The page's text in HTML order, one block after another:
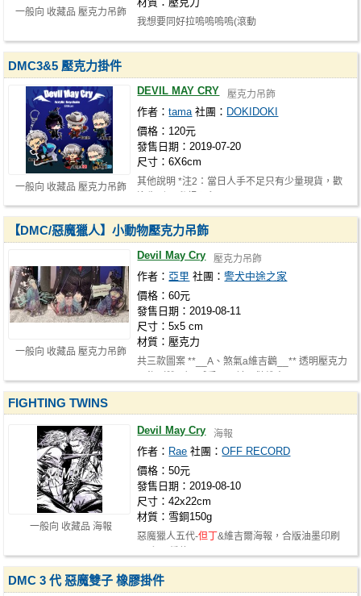
一般向 收藏品 壓克力吊飾
我想要同好拉嗚嗚嗚嗚(滾動
一般向 收藏品 壓克力吊飾
DMC3&5 壓克力掛件
DEVIL MAY CRY 壓克力吊飾
作者：tama 社團： DOKIDOKI
價格：120元
發售日期：2019-07-20
尺寸：6X6cm
其他說明 *注2：當日人手不足只有少量現貨，歡
一般向 收藏品 壓克力吊飾
【DMC/惡魔獵人】小動物壓克力吊飾
Devil May Cry 壓克力吊飾
作者： 亞里 社團：警犬中途之家
價格：60元
發售日期：2019-08-11
尺寸：5x5 cm
材質：壓克力
共三款圖案 **__A、煞氣a維吉鸛__** 透明壓克力
一般向 收藏品 海報
FIGHTING TWINS
Devil May Cry 海報
作者： Rae 社團：OFF RECORD
價格：50元
發售日期：2019-08-10
尺寸：42x22cm
材質：雪銅150g
惡魔獵人五代-但丁&維吉爾海報，合版油墨印刷
DMC 3 代 惡魔雙子 橡膠掛件